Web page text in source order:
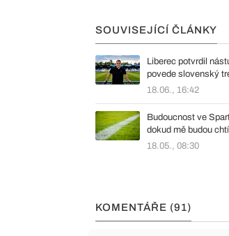
SOUVISEJÍCÍ ČLÁNKY
Liberec potvrdil
povede slovenský
18.06., 16:42
Budoucnost ve
dokud mě budou
18.05., 08:30
KOMENTÁŘE (91)